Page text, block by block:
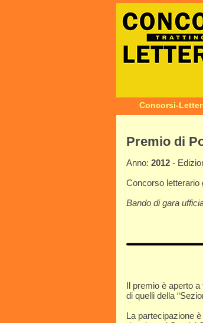
Concorsi-
Premio di
Anno: 2012 -
Concorso letterario
Bando di gara
Il premio è aperto
di quelli della
La partecipazione